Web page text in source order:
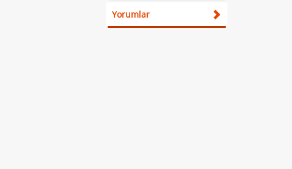
Yorumlar